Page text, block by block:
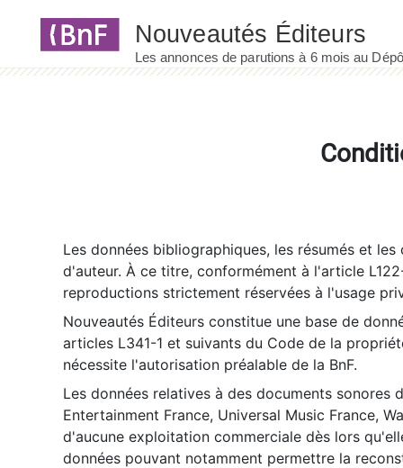
Les données bibliographiques, les résumés et
d'auteur. À ce titre, conformément à l'article
reproductions strictement réservées à l'usage
Nouveautés Éditeurs constitue une base de
articles L341-1 et suivants du Code de la
nécessite l'autorisation préalable de la BnF.
Les données relatives à des documents sonores
Entertainment France, Universal Music France,
d'aucune exploitation commerciale dès lors
données pouvant notamment permettre la